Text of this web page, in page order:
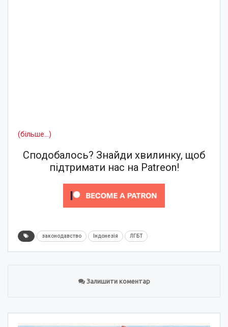
(більше…)
Сподобалось? Знайди хвилинку, щоб
підтримати нас на Patreon!
законодавство Індонезія ЛГБТ
Залишити коментар